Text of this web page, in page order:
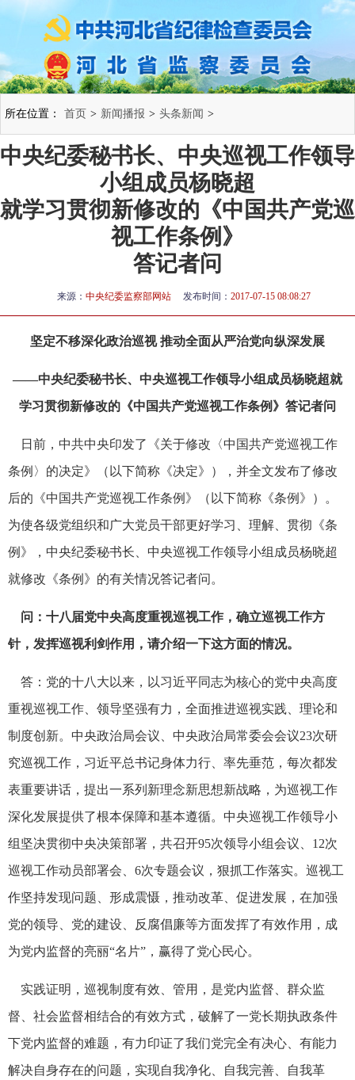
所在位置： 首页 > 新闻播报 > 头条新闻 >
中央纪委秘书长、中央巡视工作领导
小组成员杨晓超
就学习贯彻新修改的《中国共产党巡
视工作条例》
答记者问
来源： 中央纪委监察部网站 发布时间： 2017-07-15 08:08:27
坚定不移深化政治巡视 推动全面从严治党向纵深发展
——中央纪委秘书长、中央巡视工作领导小组成员杨晓超就
学习贯彻新修改的《中国共产党巡视工作条例》答记者问
日前，中共中央印发了《关于修改〈中国共产党巡视工作
条例〉的决定》（以下简称《决定》），并全文发布了修改
后的《中国共产党巡视工作条例》（以下简称《条例》）。
为使各级党组织和广大党员干部更好学习、理解、贯彻《条
例》，中央纪委秘书长、中央巡视工作领导小组成员杨晓超
就修改《条例》的有关情况答记者问。
问：十八届党中央高度重视巡视工作，确立巡视工作方
针，发挥巡视利剑作用，请介绍一下这方面的情况。
答：党的十八大以来，以习近平同志为核心的党中央高度
重视巡视工作、领导坚强有力，全面推进巡视实践、理论和
制度创新。中央政治局会议、中央政治局常委会会议23次研
究巡视工作，习近平总书记身体力行、率先垂范，每次都发
表重要讲话，提出一系列新理念新思想新战略，为巡视工作
深化发展提供了根本保障和基本遵循。中央巡视工作领导小
组坚决贯彻中央决策部署，共召开95次领导小组会议、12次
巡视工作动员部署会、6次专题会议，狠抓工作落实。巡视工
作坚持发现问题、形成震慑，推动改革、促进发展，在加强
党的领导、党的建设、反腐倡廉等方面发挥了有效作用，成
为党内监督的亮丽“名片”，赢得了党心民心。
实践证明，巡视制度有效、管用，是党内监督、群众监
督、社会监督相结合的有效方式，破解了一党长期执政条件
下党内监督的难题，有力印证了我们党完全有决心、有能力
解决自身存在的问题，实现自我净化、自我完善、自我革